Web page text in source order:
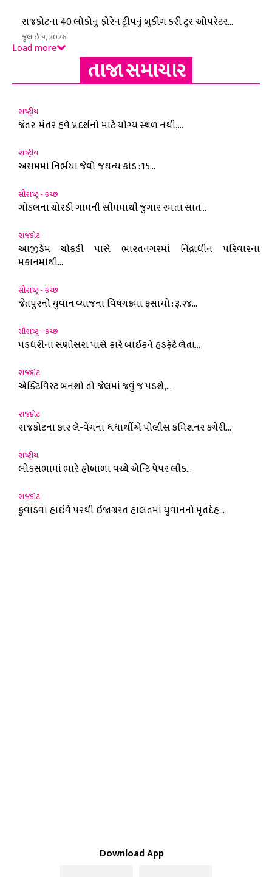
રાજકોટના 40 લોકોનું ફોરેન ટ્રીપનું બુકીંગ કરી ટુર ઓપરેટર...
જુલાઇ 9, 2026
Load more
તાજા સમાચાર
રાષ્ટ્રીય
જંતર-મંતર હવે પ્રદર્શનો માટે યોગ્ય સ્થળ નથી,...
રાષ્ટ્રીય
અસમમાં નિર્ભયા જેવો જઘન્ય કાંડ : 15...
સૌરાષ્ટ્ર - કચ્છ
ગોંડલના ચોરડી ગામની સીમમાંથી જુગાર રમતા સાત...
રાજકોટ
આજીડેમ ચોકડી પાસે ભારતનગરમાં નિંદ્રાધીન પરિવારના
મકાનમાંથી...
સૌરાષ્ટ્ર - કચ્છ
જેતપુરનો યુવાન વ્યાજના વિષચક્રમાં ફસાયો : રૂ.૨૪...
સૌરાષ્ટ્ર - કચ્છ
પડધરીના સણોસરા પાસે કારે બાઈકને હડફેટે લેતા...
રાજકોટ
એક્ટિવિસ્ટ બનશો તો જેલમાં જવું જ પડશે,...
રાજકોટ
રાજકોટના કાર લે-વેંચના ધંધાર્થીએ પોલીસ કમિશનર કચેરી...
રાષ્ટ્રીય
લોકસભામાં ભારે હોબાળા વચ્ચે એન્ટિ પેપર લીક...
રાજકોટ
કુવાડવા હાઇવે પરથી ઇજાગ્રસ્ત હાલતમાં યુવાનનો મૃતદેહ...
Download App